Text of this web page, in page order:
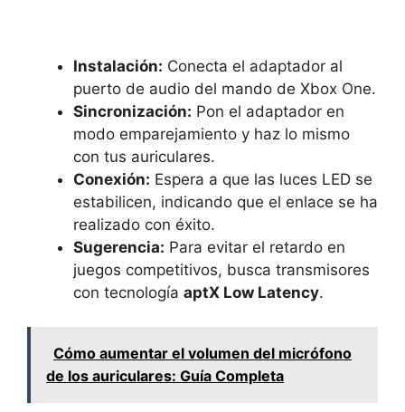
Instalación: Conecta el adaptador al
puerto de audio del mando de Xbox One.
Sincronización: Pon el adaptador en
modo emparejamiento y haz lo mismo
con tus auriculares.
Conexión: Espera a que las luces LED se
estabilicen, indicando que el enlace se ha
realizado con éxito.
Sugerencia: Para evitar el retardo en
juegos competitivos, busca transmisores
con tecnología aptX Low Latency.
Cómo aumentar el volumen del micrófono
de los auriculares: Guía Completa